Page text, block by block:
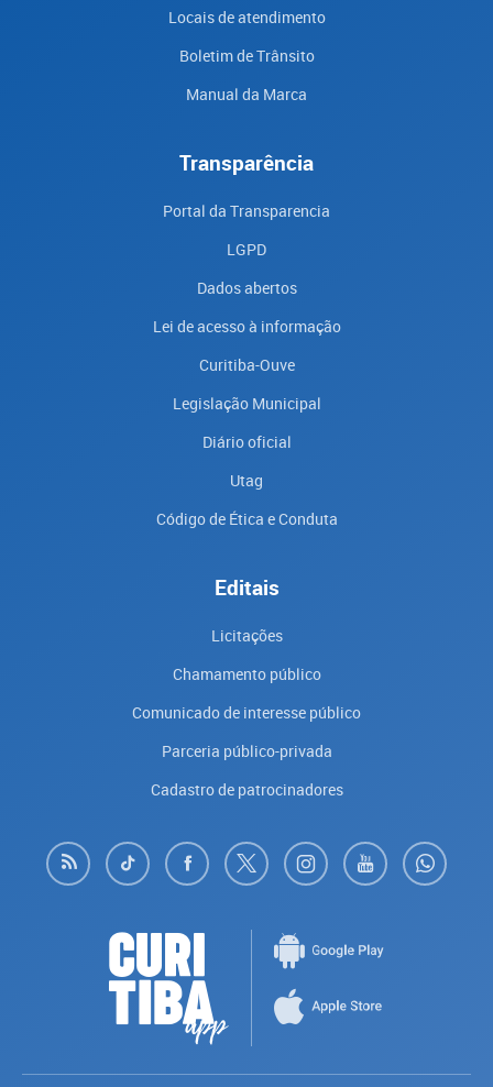
Locais de atendimento
Boletim de Trânsito
Manual da Marca
Transparência
Portal da Transparencia
LGPD
Dados abertos
Lei de acesso à informação
Curitiba-Ouve
Legislação Municipal
Diário oficial
Utag
Código de Ética e Conduta
Editais
Licitações
Chamamento público
Comunicado de interesse público
Parceria público-privada
Cadastro de patrocinadores